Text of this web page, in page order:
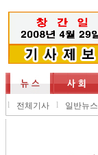
l 전체기사 l 일반뉴스